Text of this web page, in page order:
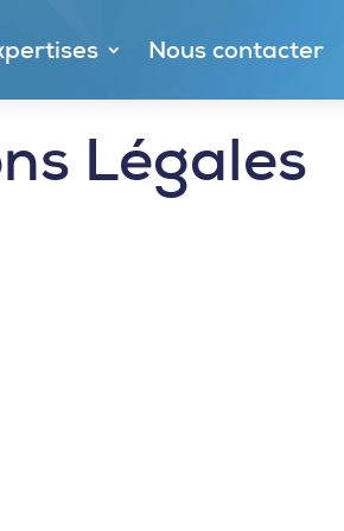
Nous contacter
Légales